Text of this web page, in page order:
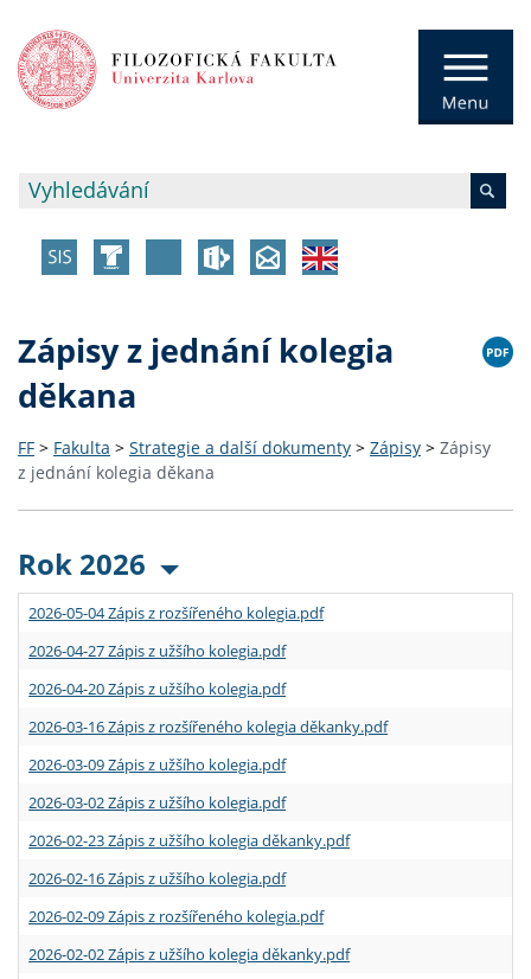
Zápisy z jednání kolegia
děkana
FF > Fakulta > Strategie a další dokumenty > Zápisy > Zápisy
z jednání kolegia děkana
Rok 2026
2026-05-04 Zápis z rozšířeného kolegia.pdf
2026-04-27 Zápis z užšího kolegia.pdf
2026-04-20 Zápis z užšího kolegia.pdf
2026-03-16 Zápis z rozšířeného kolegia děkanky.pdf
2026-03-09 Zápis z užšího kolegia.pdf
2026-03-02 Zápis z užšího kolegia.pdf
2026-02-23 Zápis z užšího kolegia děkanky.pdf
2026-02-16 Zápis z užšího kolegia.pdf
2026-02-09 Zápis z rozšířeného kolegia.pdf
2026-02-02 Zápis z užšího kolegia děkanky.pdf